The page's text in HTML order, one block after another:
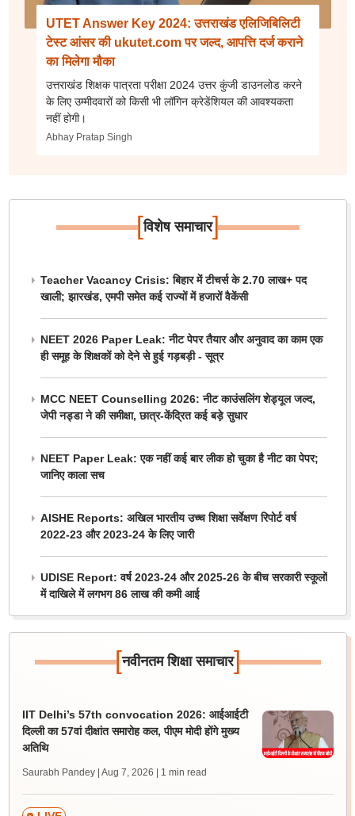
UTET Answer Key 2024: उत्तराखंड एलिजिबिलिटी
टेस्ट आंसर की ukutet.com पर जल्द, आपत्ति दर्ज कराने
का मिलेगा मौका
उत्तराखंड शिक्षक पात्रता परीक्षा 2024 उत्तर कुंजी डाउनलोड करने
के लिए उम्मीदवारों को किसी भी लॉगिन क्रेडेंशियल की आवश्यकता
नहीं होगी।
Abhay Pratap Singh
[विशेष समाचार]
Teacher Vacancy Crisis: बिहार में टीचर्स के 2.70 लाख+ पद
खाली; झारखंड, एमपी समेत कई राज्यों में हजारों वैकेंसी
NEET 2026 Paper Leak: नीट पेपर तैयार और अनुवाद का काम एक
ही समूह के शिक्षकों को देने से हुई गड़बड़ी - सूत्र
MCC NEET Counselling 2026: नीट काउंसलिंग शेड्यूल जल्द,
जेपी नड्डा ने की समीक्षा, छात्र-केंद्रित कई बड़े सुधार
NEET Paper Leak: एक नहीं कई बार लीक हो चुका है नीट का पेपर;
जानिए काला सच
AISHE Reports: अखिल भारतीय उच्च शिक्षा सर्वेक्षण रिपोर्ट वर्ष
2022-23 और 2023-24 के लिए जारी
UDISE Report: वर्ष 2023-24 और 2025-26 के बीच सरकारी स्कूलों
में दाखिले में लगभग 86 लाख की कमी आई
[नवीनतम शिक्षा समाचार]
IIT Delhi’s 57th convocation 2026: आईआईटी
दिल्ली का 57वां दीक्षांत समारोह कल, पीएम मोदी होंगे मुख्य
अतिथि
Saurabh Pandey | Aug 7, 2026 | 1 min read